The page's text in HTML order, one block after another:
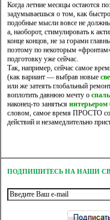
Когда летние месяцы остаются
задумываешься о том, как
подобные мысли вовсе не
а, наоборот, стимулировать к
конце концов, не за горами
поэтому по некоторым «фронтам»
подготовку уже сейчас.
Так, например, сейчас самое
(как вариант — выбрав новые
или же затеять глобальный
воплотить давнюю мечту о
наконец-то заняться интерьером
словом, самое время ПРОСТО
действий и незамедлительно
ПОДПИШИТЕСЬ НА НАШИ